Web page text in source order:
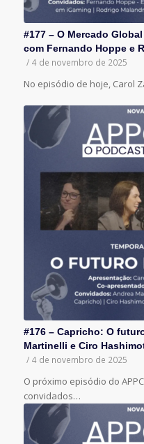
#177 – O Mercado
com Fernando Hoppe e
/ 4 de novembro de 2025
No episódio de hoje, Carol
#176 – Capricho: O
Martinelli e Ciro
/ 4 de novembro de 2025
O próximo episódio do
convidados…